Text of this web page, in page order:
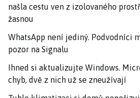
našla cestu ven z izolovaného
žasnou
WhatsApp není jediný. Podvodníci
pozor na Signalu
Ihned si aktualizujte Windows.
chyb, dvě z nich už se zneužívají